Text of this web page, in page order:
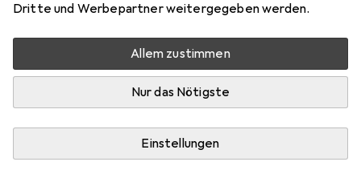
Dritte und Werbepartner weitergegeben werden.
Allem zustimmen
Nur das Nötigste
Einstellungen
Mehr von Eurolite
Zwischen Do, 20.8. und Do, 27.8. geliefert
Benachrichtigen, wenn schneller verfügbar